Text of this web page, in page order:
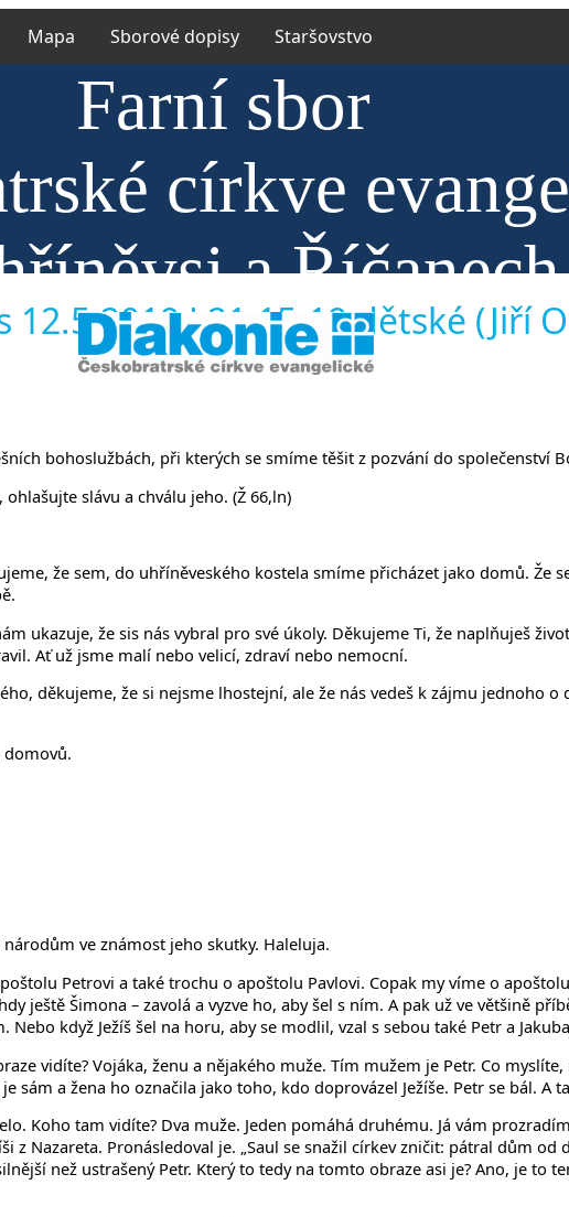
Mapa Sborové dopisy Staršovstvo
Farní sbor
církve
a Říčanech
12.5.2019 J 21,15-19 dětské (Jiří
bohoslužbách, při kterých se smíme těšit z pozvání do společenství
slávu a chválu jeho. (Ž 66,ln)
že sem, do uhříněveského kostela smíme přicházet jako domů.
ukazuje, že sis nás vybral pro své úkoly. Děkujeme Ti, že naplňuješ
Ať už jsme malí nebo velicí, zdraví nebo nemocní.
děkujeme, že si nejsme lhostejní, ale že nás vedeš k zájmu jednoho
ve známost jeho skutky. Haleluja.
Petrovi a také trochu o apoštolu Pavlovi. Copak my víme o
ještě Šimona – zavolá a vyzve ho, aby šel s ním. A pak už ve většině
když Ježíš šel na horu, aby se modlil, vzal s sebou také Petr a
vidíte? Vojáka, ženu a nějakého muže. Tím mužem je Petr. Co myslíte,
sám a žena ho označila jako toho, kdo doprovázel Ježíše. Petr se bál. A
Koho tam vidíte? Dva muže. Jeden pomáhá druhému. Já vám
z Nazareta. Pronásledoval je. „Saul se snažil církev zničit: pátral dům od
než ustrašený Petr. Který to tedy na tomto obraze asi je? Ano, je to